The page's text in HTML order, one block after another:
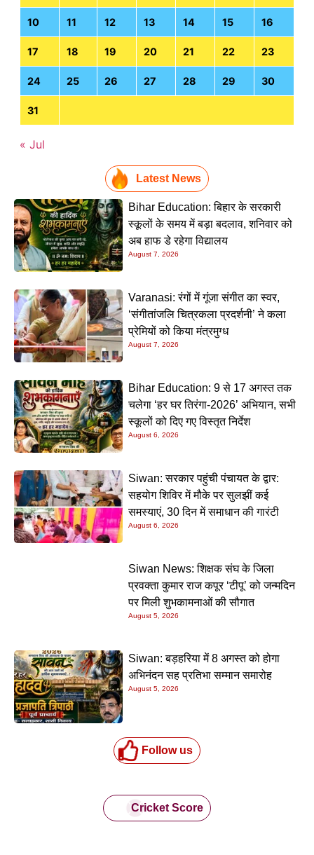
10 11 12 13 14 15 16
17 18 19 20 21 22 23
24 25 26 27 28 29 30
31
« Jul
Latest News
Bihar Education: बिहार के सरकारी
स्कूलों के समय में बड़ा बदलाव, शनिवार को
अब हाफ डे रहेगा विद्यालय
August 7, 2026
Varanasi: रंगों में गूंजा संगीत का स्वर,
‘संगीतांजलि चित्रकला प्रदर्शनी’ ने कला
प्रेमियों को किया मंत्रमुग्ध
August 7, 2026
Bihar Education: 9 से 17 अगस्त तक
चलेगा ‘हर घर तिरंगा-2026’ अभियान, सभी
स्कूलों को दिए गए विस्तृत निर्देश
August 6, 2026
Siwan: सरकार पहुंची पंचायत के द्वार:
सहयोग शिविर में मौके पर सुलझीं कई
समस्याएं, 30 दिन में समाधान की गारंटी
August 6, 2026
Siwan News: शिक्षक संघ के जिला
प्रवक्ता कुमार राज कपूर ‘टीपू’ को जन्मदिन
पर मिली शुभकामनाओं की सौगात
August 5, 2026
Siwan: बड़हरिया में 8 अगस्त को होगा
अभिनंदन सह प्रतिभा सम्मान समारोह
August 5, 2026
Follow us
Cricket Score